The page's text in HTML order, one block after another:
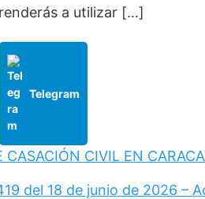
a utilizar […]
Telegram
CASACIÓN CIVIL EN
del 18 de junio de 2026 –